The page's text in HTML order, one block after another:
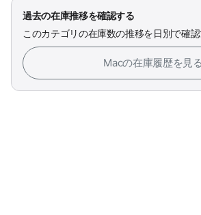
過去の在庫推移を確認する
このカテゴリの在庫数の推移を日別で確認
Macの在庫履歴を見る